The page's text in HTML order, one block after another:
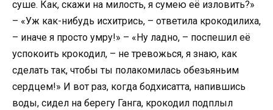
суше. Как, скажи на милость, я сумею её изловить?»
– «Уж как-нибудь исхитрись, – ответила крокодилиха,
– иначе я просто умру!» – «Ну ладно, – поспешил её
успокоить крокодил, – не тревожься, я знаю, как
сделать так, чтобы ты полакомилась обезьяньим
сердцем!» И вот раз, когда бодхисатта, напившись
воды, сидел на берегу Ганга, крокодил подплыл